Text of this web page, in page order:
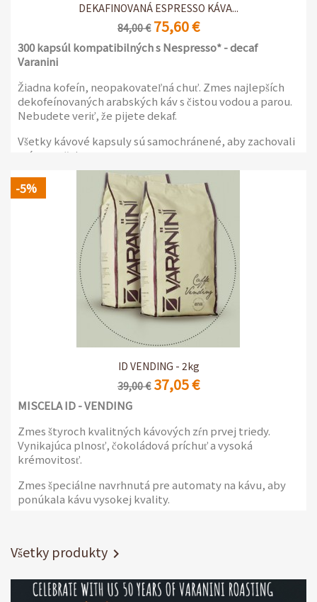
DEKAFINOVANÁ ESPRESSO KÁVA...
84,00 € 75,60 €
300 kapsúl kompatibilných s Nespresso* - decaf
Varanini
Žiadna kofeín, neopakovateľná chuť. Zmes najlepších
dekofeínovaných arabských káv s čistou vodou a parou.
Nebudete veriť, že pijete dekaf.
Všetky kávové kapsuly sú samochránené, aby zachovali
arómu našej espressa.
Teraz si môžete vychutnať kvalitu Varanini doma,
rovnako ako v kancelárii, vďaka novej rade kávových
kapsúl a vreciek, vyrobených na dosiahnutie
maximálnej arómy a jedinečnej chuti, ktorá
charakterizuje kávu Varanini línie Bar.
6 balení po 50 samochránených kapsúl
ID VENDING - 2kg
39,00 € 37,05 €
MISCELA ID - VENDING
Zmes štyroch kvalitných kávových zŕn prvej triedy.
Vynikajúca plnosť, čokoládová príchuť a vysoká
krémovitosť.
Zmes špeciálne navrhnutá pre automaty na kávu, aby
ponúkala kávu vysokej kvality.
-5%
Všetky produkty 